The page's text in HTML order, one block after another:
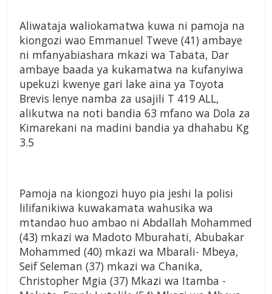
Aliwataja waliokamatwa kuwa ni pamoja na
kiongozi wao Emmanuel Tweve (41) ambaye
ni mfanyabiashara mkazi wa Tabata, Dar
ambaye baada ya kukamatwa na kufanyiwa
upekuzi kwenye gari lake aina ya Toyota
Brevis lenye namba za usajili T 419 ALL,
alikutwa na noti bandia 63 mfano wa Dola za
Kimarekani na madini bandia ya dhahabu Kg
3.5
Pamoja na kiongozi huyo pia jeshi la polisi
lilifanikiwa kuwakamata wahusika wa
mtandao huo ambao ni Abdallah Mohammed
(43) mkazi wa Madoto Mburahati, Abubakar
Mohammed (40) mkazi wa Mbarali- Mbeya,
Seif Seleman (37) mkazi wa Chanika,
Christopher Mgia (37) Mkazi wa Itamba -